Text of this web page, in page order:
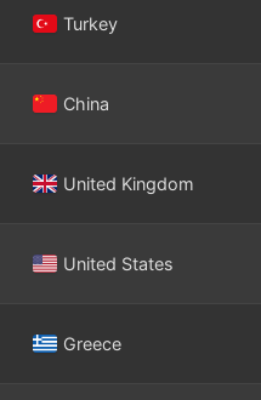
Turkey
China
United Kingdom
United States
Greece